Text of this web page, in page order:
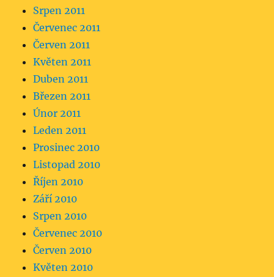
Srpen 2011
Červenec 2011
Červen 2011
Květen 2011
Duben 2011
Březen 2011
Únor 2011
Leden 2011
Prosinec 2010
Listopad 2010
Říjen 2010
Září 2010
Srpen 2010
Červenec 2010
Červen 2010
Květen 2010